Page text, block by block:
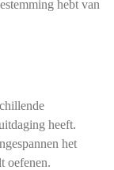
hebt van
heeft.
het
oefenen.